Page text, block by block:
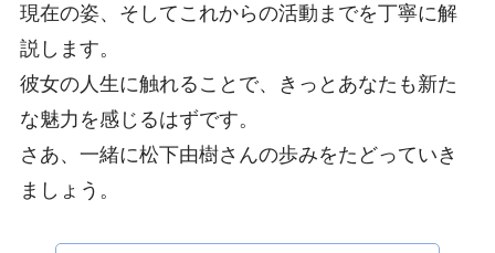
現在の姿、そしてこれからの活動までを丁寧に解
説します。
彼女の人生に触れることで、きっとあなたも新た
な魅力を感じるはずです。
さあ、一緒に松下由樹さんの歩みをたどっていき
ましょう。